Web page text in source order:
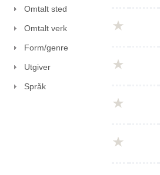
Omtalt sted
Omtalt verk
Form/genre
Utgiver
Språk